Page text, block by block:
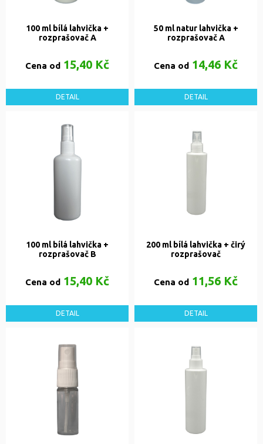
100 ml bílá lahvička +
rozprašovač A
Cena od 15,40 Kč
DETAIL
50 ml natur lahvička +
rozprašovač A
Cena od 14,46 Kč
DETAIL
100 ml bílá lahvička +
rozprašovač B
Cena od 15,40 Kč
DETAIL
200 ml bílá lahvička + čirý
rozprašovač
Cena od 11,56 Kč
DETAIL